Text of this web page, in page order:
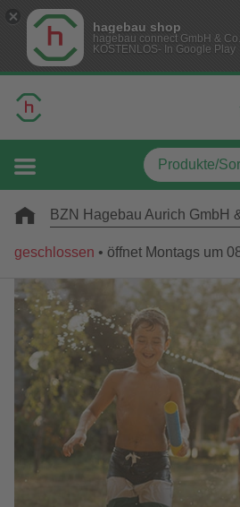
hagebau shop
hagebau connect GmbH &
KOSTENLOS- In Google Play
BZN Hagebau Aurich GmbH
geschlossen • öffnet Montags um